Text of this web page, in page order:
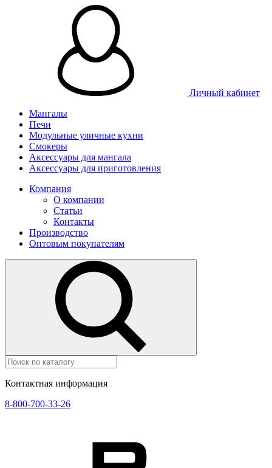
Личный кабинет
Мангалы
Печи
Модульные уличные кухни
Смокеры
Аксессуары для мангала
Аксессуары для приготовления
Компания
О компании
Статьи
Контакты
Производство
Оптовым покупателям
Контактная информация
8-800-700-33-26